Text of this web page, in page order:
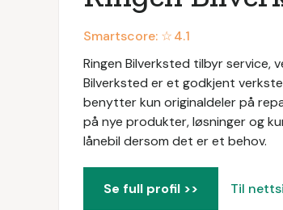
Smartscore: ☆4.1
Ringen Bilverksted tilbyr service,
Bilverksted er et godkjent
benytter kun originaldeler på
på nye produkter, løsninger og
lånebil dersom det er et behov.
Se full profil >> Til